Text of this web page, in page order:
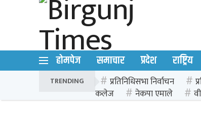
होमपेज समाचार प्रदेश राष्ट्रिय
TRENDING प्रतिनिधिसभा निर्वाचन
कलेज
नेकपा एमाले